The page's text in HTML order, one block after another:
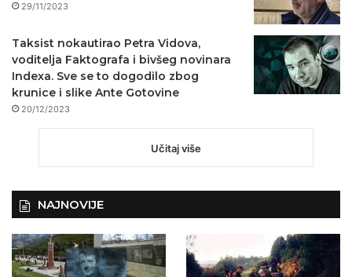
29/11/2023
Taksist nokautirao Petra Vidova,
voditelja Faktografa i bivšeg novinara
Indexa. Sve se to dogodilo zbog
krunice i slike Ante Gotovine
20/12/2023
Učitaj više
NAJNOVIJE